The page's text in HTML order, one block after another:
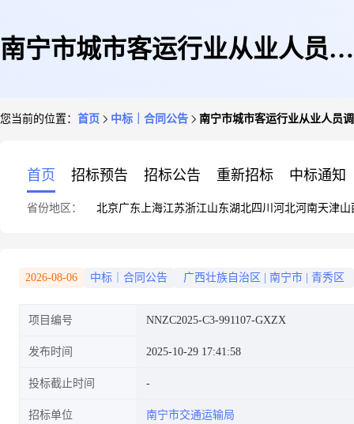
南宁市城市客运行业从业人员调
您当前的位置： 首页 中标｜合同公告 南宁市城市客运行业从业人员
首页 招标预告 招标公告 重新招标 中标通知
省份地区： 北京广东 上海江苏浙江山东湖北四川 河北河南天津山
2026-08-06 中标｜合同公告 广西壮族自治区 南宁市 青秀区
项目编号 NNZC2025-C3-991107-GXZX
发布时间 2025-10-29 17:41:58
投标截止时间
招标单位 南宁市交通运输局